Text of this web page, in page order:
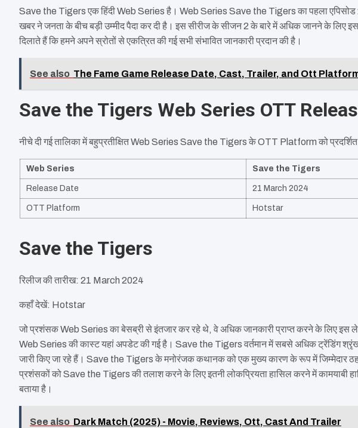
Save the Tigers एक हिंदी Web Series है। Web Series Save the Tigers का पहला एपिसोड
खबर ने जनता के बीच बड़ी उम्मीद पैदा कर दी है। इस सीरीज के सीजन 2 के बारे में अधिक जानने के लिए
दिलाते हैं कि हमने अपने स्रोतों से एकत्रित की गई सभी संभावित जानकारी प्रदान की है।
See also The Fame Game Release Date, Cast, Trailer, and Ott
Save the Tigers Web Series OTT
नीचे दी गई तालिका में बहुप्रतीक्षित Web Series Save the Tigers के OTT Platform को प्रदर्शित
Web Series Save the Tigers
Release Date 21 March 2024
OTT Platform Hotstar
Save the Tigers
रिलीज की तारीख: 21 March 2024
कहाँ देखें: Hotstar
जो प्रशंसक Web Series का बेसब्री से इंतजार कर रहे थे, वे अधिक जानकारी प्राप्त करने के लिए
Web Series की कास्ट यहां अपडेट की गई है। Save the Tigers वर्तमान में सबसे अधिक ट्रेंडिंग
जारी किए जा रहे हैं। Save the Tigers के मनोरंजक कथानक को एक मुख्य कारण के रूप में जिम्मेदार
प्रशंसकों को Save the Tigers की तलाश करने के लिए इतनी लोकप्रियता हासिल करने में कामयाबी
बताया है।
See also Dark Match (2025) - Movie, Reviews, Ott, Cast And Trailer